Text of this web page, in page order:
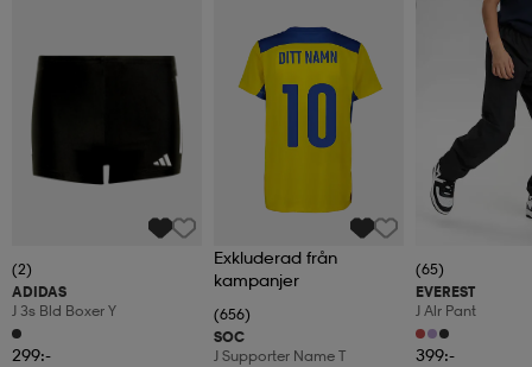
(2)
ADIDAS
J 3s Bld Boxer Y
299:-
Exkluderad från
kampanjer
(656)
SOC
J Supporter Name T
Kampanj -25%
(65)
EVEREST
J Alr Pant
399:-